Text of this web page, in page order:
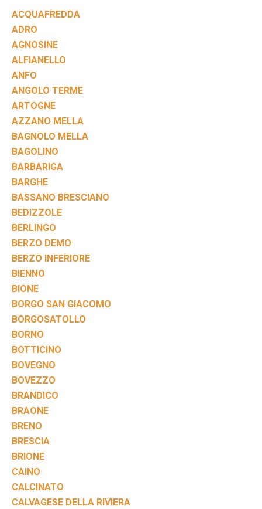
ACQUAFREDDA
ADRO
AGNOSINE
ALFIANELLO
ANFO
ANGOLO TERME
ARTOGNE
AZZANO MELLA
BAGNOLO MELLA
BAGOLINO
BARBARIGA
BARGHE
BASSANO BRESCIANO
BEDIZZOLE
BERLINGO
BERZO DEMO
BERZO INFERIORE
BIENNO
BIONE
BORGO SAN GIACOMO
BORGOSATOLLO
BORNO
BOTTICINO
BOVEGNO
BOVEZZO
BRANDICO
BRAONE
BRENO
BRESCIA
BRIONE
CAINO
CALCINATO
CALVAGESE DELLA RIVIERA